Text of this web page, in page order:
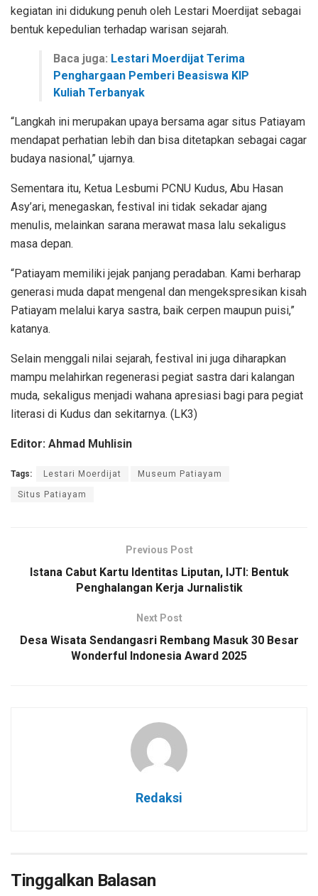
kegiatan ini didukung penuh oleh Lestari Moerdijat sebagai
bentuk kepedulian terhadap warisan sejarah.
Baca juga: Lestari Moerdijat Terima
Penghargaan Pemberi Beasiswa KIP
Kuliah Terbanyak
“Langkah ini merupakan upaya bersama agar situs Patiayam
mendapat perhatian lebih dan bisa ditetapkan sebagai cagar
budaya nasional,” ujarnya.
Sementara itu, Ketua Lesbumi PCNU Kudus, Abu Hasan
Asy’ari, menegaskan, festival ini tidak sekadar ajang
menulis, melainkan sarana merawat masa lalu sekaligus
masa depan.
“Patiayam memiliki jejak panjang peradaban. Kami berharap
generasi muda dapat mengenal dan mengekspresikan kisah
Patiayam melalui karya sastra, baik cerpen maupun puisi,”
katanya.
Selain menggali nilai sejarah, festival ini juga diharapkan
mampu melahirkan regenerasi pegiat sastra dari kalangan
muda, sekaligus menjadi wahana apresiasi bagi para pegiat
literasi di Kudus dan sekitarnya. (LK3)
Editor: Ahmad Muhlisin
Tags: Lestari Moerdijat Museum Patiayam
Situs Patiayam
Previous Post
Istana Cabut Kartu Identitas Liputan, IJTI: Bentuk
Penghalangan Kerja Jurnalistik
Next Post
Desa Wisata Sendangasri Rembang Masuk 30 Besar
Wonderful Indonesia Award 2025
Redaksi
Tinggalkan Balasan